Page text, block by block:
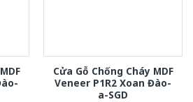
Cửa Gỗ Chống Cháy MDF
Veneer P1R2 Xoan Đào-
a-SGD